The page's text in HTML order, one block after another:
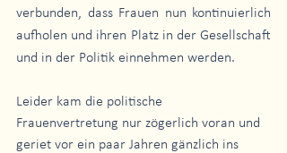
verbunden, dass Frauen nun kontinuierlich
aufholen und ihren Platz in der Gesellschaft
und in der Politik einnehmen werden.
Leider kam die politische
Frauenvertretung nur zögerlich voran und
geriet vor ein paar Jahren gänzlich ins